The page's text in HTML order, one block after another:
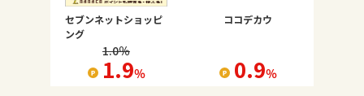
セブンネットショッピ
ング
1.0％
1.9％
ココデカウ
0.9％